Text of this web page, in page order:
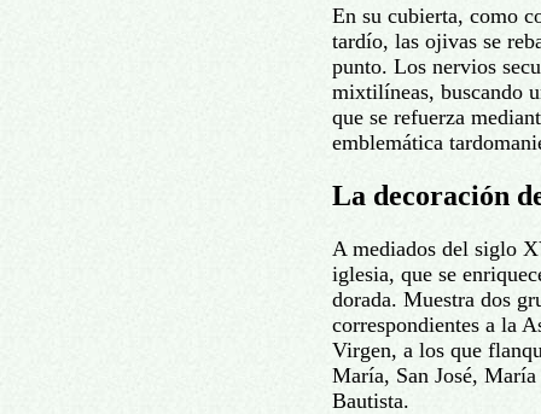
En su cubierta, como
tardío, las ojivas se
punto. Los nervios
mixtilíneas, buscando
que se refuerza
emblemática
La decoración
A mediados del siglo
iglesia, que se
dorada. Muestra dos
correspondientes a la
Virgen, a los que
María, San José,
Bautista.